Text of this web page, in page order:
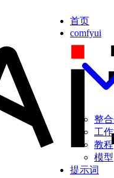
首页
comfyui
整
工
教程
模型
提示词